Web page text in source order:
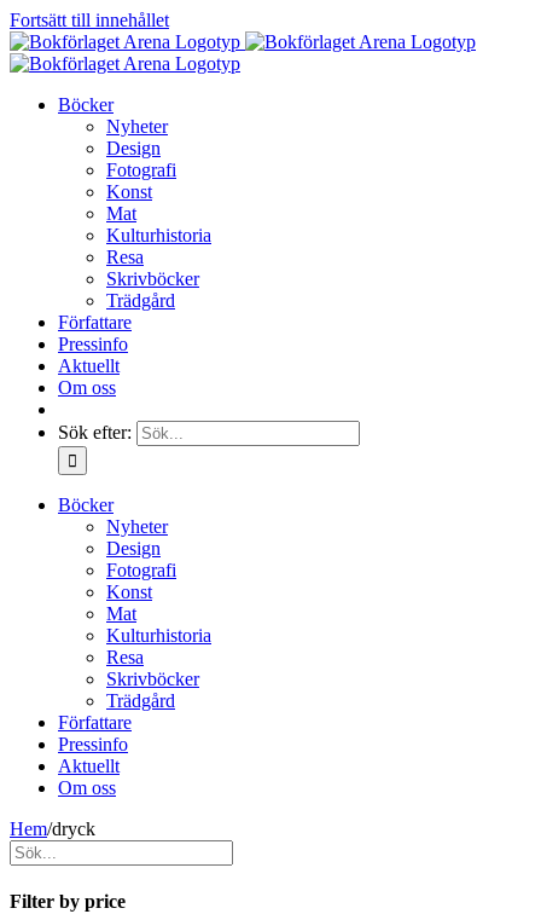
Fortsätt till innehållet
Böcker
Nyheter
Design
Fotografi
Konst
Mat
Kulturhistoria
Resa
Skrivböcker
Trädgård
Författare
Pressinfo
Aktuellt
Om oss
Sök efter:
Böcker
Nyheter
Design
Fotografi
Konst
Mat
Kulturhistoria
Resa
Skrivböcker
Trädgård
Författare
Pressinfo
Aktuellt
Om oss
Hem/dryck
Filter by price